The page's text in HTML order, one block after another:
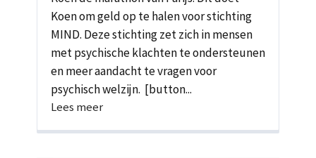
Koen om geld op te halen voor stichting
MIND. Deze stichting zet zich in mensen
met psychische klachten te ondersteunen
en meer aandacht te vragen voor
psychisch welzijn. [button...
Lees meer